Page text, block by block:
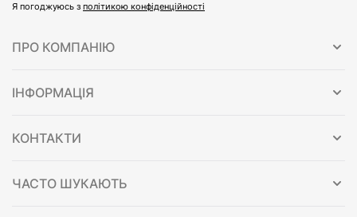
Я погоджуюсь з політикою конфіденційності
ПРО КОМПАНІЮ
ІНФОРМАЦІЯ
КОНТАКТИ
ЧАСТО ШУКАЮТЬ